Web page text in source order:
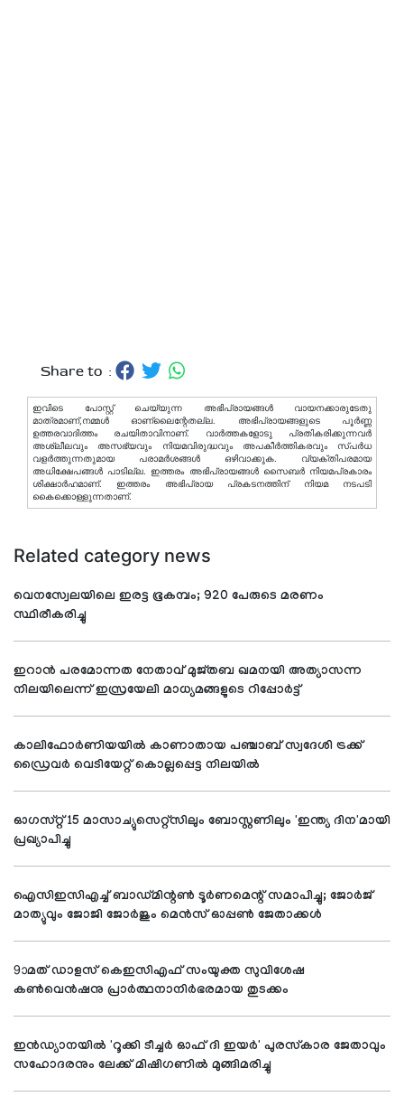
Share to :
ഇവിടെ പോസ്റ്റ് ചെയ്യുന്ന അഭിപ്രായങ്ങള്‍ വായനക്കാരുടേതു
മാത്രമാണ്,നമ്മൾ ഓണ്ലൈന്റേതല്ല. അഭിപ്രായങ്ങളുടെ പൂർണ്ണ
ഉത്തരവാദിത്തം രചയിതാവിനാണ്. വാര്‍ത്തകളോടു പ്രതികരിക്കുന്നവര്‍
അശ്ലീലവും അസഭ്യവും നിയമവിരുദ്ധവും അപകീര്‍ത്തികരവും സ്പര്‍ധ
വളര്‍ത്തുന്നതുമായ പരാമര്‍ശങ്ങള്‍ ഒഴിവാക്കുക. വ്യക്തിപരമായ
അധിക്ഷേപങ്ങള്‍ പാടില്ല. ഇത്തരം അഭിപ്രായങ്ങള്‍ സൈബര്‍ നിയമപ്രകാരം
ശിക്ഷാര്‍ഹമാണ്. ഇത്തരം അഭിപ്രായ പ്രകടനത്തിന് നിയമ നടപടി
കൈക്കൊള്ളുന്നതാണ്.
Related category news
വെനസ്വേലയിലെ ഇരട്ട ഭൂകമ്പം; 920 പേരുടെ മരണം
സ്ഥിരീകരിച്ചു
ഇറാന്‍ പരമോന്നത നേതാവ് മുജ്തബ ഖമനയി അത്യാസന്ന
നിലയിലെന്ന് ഇസ്രയേലി മാധ്യമങ്ങളുടെ റിപ്പോര്‍ട്ട്
കാലിഫോര്‍ണിയയില്‍ കാണാതായ പഞ്ചാബ് സ്വദേശി ട്രക്ക്
ഡ്രൈവര്‍ വെടിയേറ്റ് കൊല്ലപ്പെട്ട നിലയില്‍
ഓഗസ്റ്റ് 15 മാസാച്യുസെറ്റ്സിലും ബോസ്റ്റണിലും 'ഇന്ത്യ ദിന'മായി
പ്രഖ്യാപിച്ചു
ഐസിഇസിഎച്ച് ബാഡ്മിന്റണ്‍ ടൂര്‍ണമെന്റ് സമാപിച്ചു; ജോര്‍ജ്
മാത്യുവും ജോജി ജോര്‍ജും മെന്‍സ് ഓപ്പണ്‍ ജേതാക്കള്‍
9ാമത് ഡാളസ് കെഇസിഎഫ് സംയുക്ത സുവിശേഷ
കണ്‍വെന്‍ഷനു പ്രാര്‍ത്ഥനാനിര്‍ഭരമായ തുടക്കം
ഇന്‍ഡ്യാനയില്‍ 'റൂക്കി ടീച്ചര്‍ ഓഫ് ദി ഇയര്‍' പുരസ്‌കാര ജേതാവും
സഹോദരനും ലേക്ക് മിഷിഗണില്‍ മുങ്ങിമരിച്ചു